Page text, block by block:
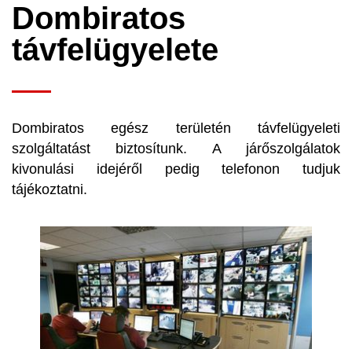
Dombiratos
távfelügyelete
Dombiratos egész területén távfelügyeleti
szolgáltatást biztosítunk. A járőszolgálatok
kivonulási idejéről pedig telefonon tudjuk
tájékoztatni.